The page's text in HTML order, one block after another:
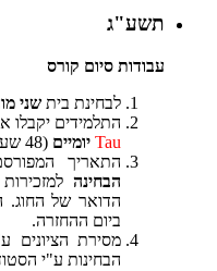
תשע"ג
עבודות סיום קורס
לבחינת בית שני
התלמידים יקבלו
Tau יומיים (48 שעות) לפני מועד הגשתה.
התאריך
הבחינה
ביום ההחזרה.
הבחינות ע"י